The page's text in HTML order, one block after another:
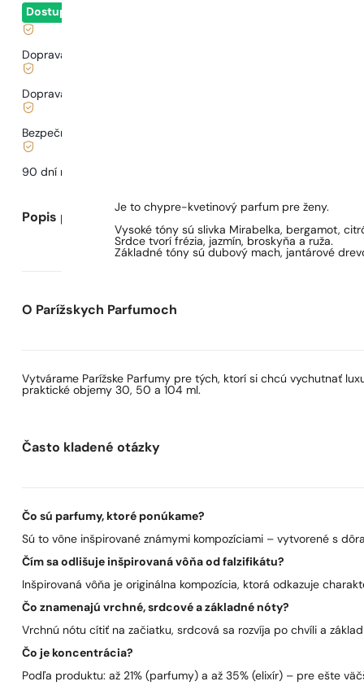
Dostupné
Doprava zadarmo od
Doprava od
Bezpečné nakupovanie a platby
90 dní na
Popis parfumu
Je to chypre-kvetinový parfum pre ženy.
Vysoké tóny sú slivka Mirabelka, bergamot,
Srdce tvorí frézia, jazmín, broskyňa a ruža.
Základné tóny sú dubový mach, jantárové
O Parížskych Parfumoch
Vytvárame Parížske Parfumy pre tých, ktorí si chcú vychutnať
praktické objemy 30, 50 a 104 ml.
Často kladené otázky
Čo sú parfumy, ktoré ponúkame?
Sú to vône inšpirované známymi kompozíciami – vytvorené s
Čím sa odlišuje inšpirovaná vôňa od falzifikátu?
Inšpirovaná vôňa je originálna kompozícia, ktorá odkazuje
Čo znamenajú vrchné, srdcové a základné nóty?
Vrchnú nótu cítiť na začiatku, srdcová sa rozvíja po chvíli a
Čo je koncentrácia?
Podľa produktu: až 21% (parfumy) a až 35% (elixír) – pre ešte